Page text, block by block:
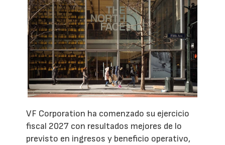
VF Corporation ha comenzado su ejercicio
fiscal 2027 con resultados mejores de lo
previsto en ingresos y beneficio operativo,